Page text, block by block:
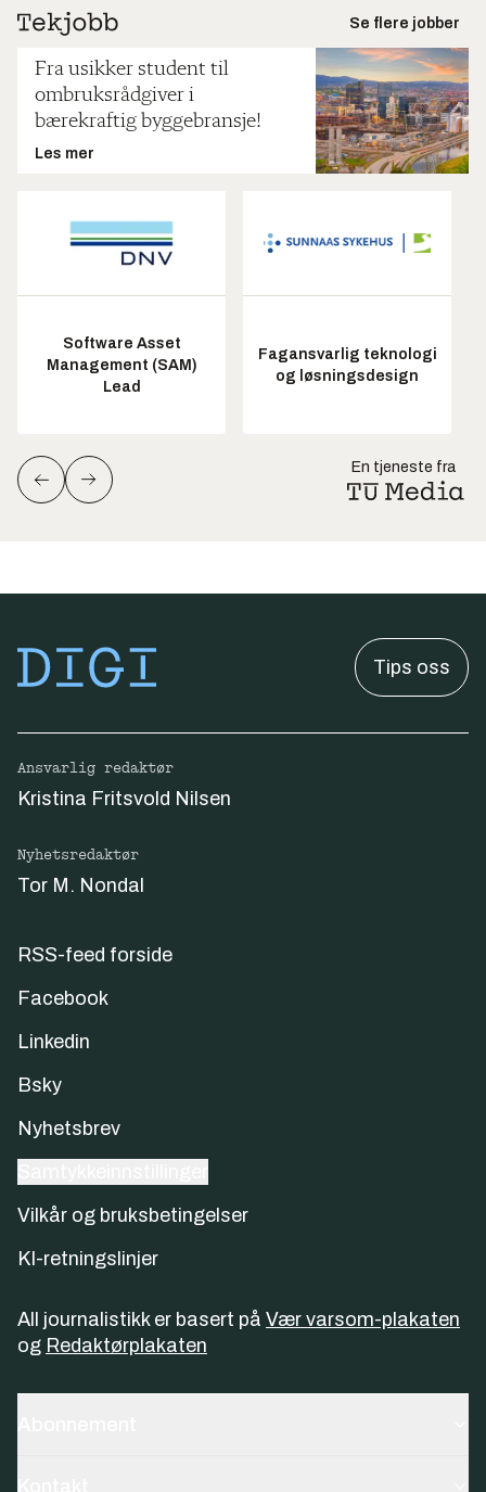
Se flere jobber
Fra usikker student til
ombruksrådgiver i
bærekraftig byggebransje!
Les mer
Software Asset
Management (SAM)
Lead
Fagansvarlig teknologi
og løsningsdesign
En tjeneste fra
Tips oss
Ansvarlig redaktør
Kristina Fritsvold Nilsen
Nyhetsredaktør
Tor M. Nondal
RSS-feed forside
Facebook
Linkedin
Bsky
Nyhetsbrev
Vilkår og bruksbetingelser
KI-retningslinjer
All journalistikk er basert på Vær varsom-plakaten
og Redaktørplakaten